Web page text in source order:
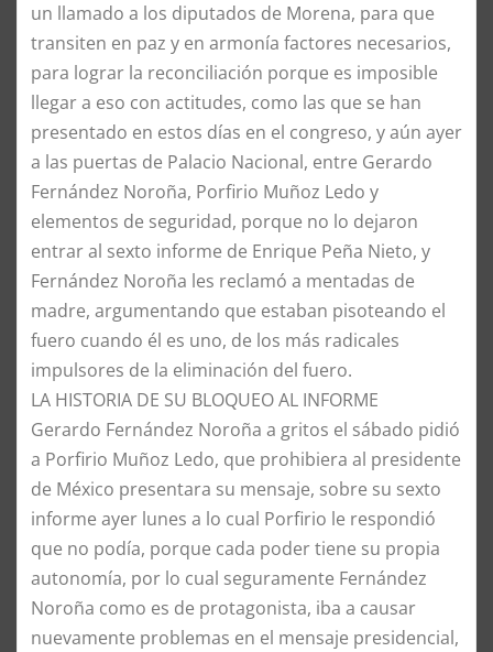
un llamado a los diputados de Morena, para que
transiten en paz y en armonía factores necesarios,
para lograr la reconciliación porque es imposible
llegar a eso con actitudes, como las que se han
presentado en estos días en el congreso, y aún ayer
a las puertas de Palacio Nacional, entre Gerardo
Fernández Noroña, Porfirio Muñoz Ledo y
elementos de seguridad, porque no lo dejaron
entrar al sexto informe de Enrique Peña Nieto, y
Fernández Noroña les reclamó a mentadas de
madre, argumentando que estaban pisoteando el
fuero cuando él es uno, de los más radicales
impulsores de la eliminación del fuero.
LA HISTORIA DE SU BLOQUEO AL INFORME
Gerardo Fernández Noroña a gritos el sábado pidió
a Porfirio Muñoz Ledo, que prohibiera al presidente
de México presentara su mensaje, sobre su sexto
informe ayer lunes a lo cual Porfirio le respondió
que no podía, porque cada poder tiene su propia
autonomía, por lo cual seguramente Fernández
Noroña como es de protagonista, iba a causar
nuevamente problemas en el mensaje presidencial,